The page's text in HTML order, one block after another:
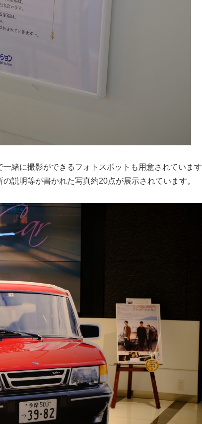
緒に撮影ができるフォトスポットも用意されています
説明等が書かれた写真約20点が展示されています。